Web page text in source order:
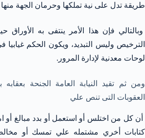
طريقة تدل على نية تملكها وحرمان الجهة منها
وبالتالي فإن هذا الأمر ينتفى به الأوراق
الترخيص وليس التبديد، ويكون الحكم
لوحات معدنية لإدارة المرور.
العقوبات التى تنص علي
أن كل من اختلس أو استعمل أو بدد مبالغ أو
كتابات أخري مشتمله علي تمسك أو